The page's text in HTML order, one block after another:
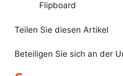
Flipboard
Teilen Sie diesen Artikel
Beteiligen Sie sich an der